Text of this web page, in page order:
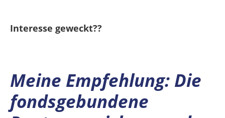
Interesse geweckt??
Meine Empfehlung: Die
fondsgebundene